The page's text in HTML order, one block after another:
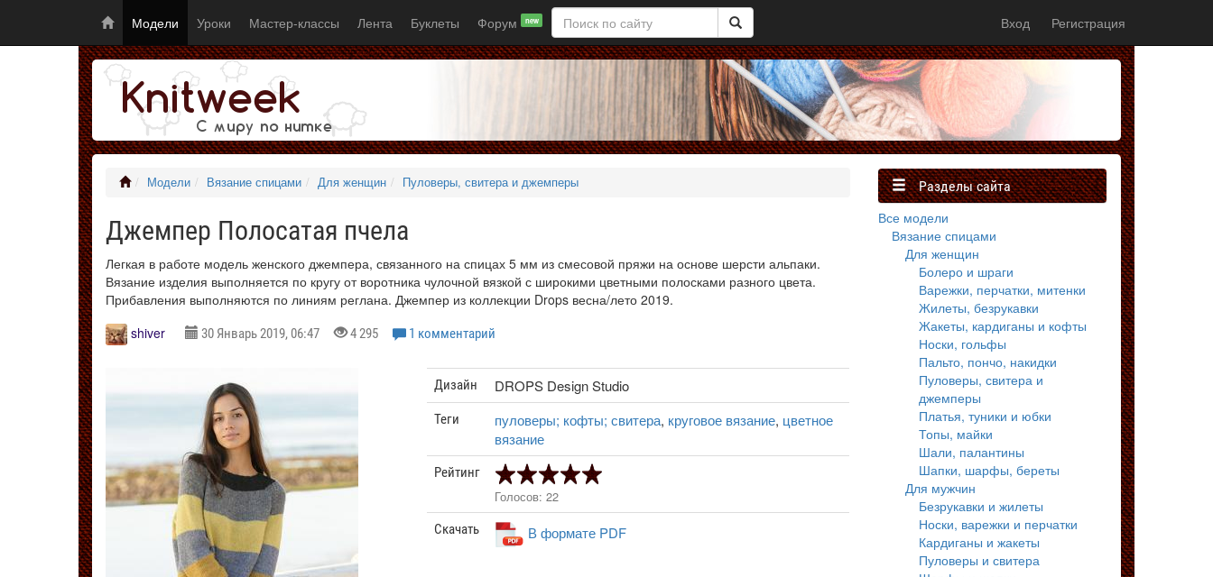
Вход Регистрация
Модели Уроки Мастер-классы Лента Буклеты Форум new
Модели Вязание спицами Для женщин Пуловеры, свитера и джемперы
Джемпер Полосатая пчела
Легкая в работе модель женского джемпера, связанного на спицах 5 мм из смесовой пряжи на основе шерсти альпаки.
Вязание изделия выполняется по кругу от воротника чулочной вязкой с широкими цветными полосками разного цвета.
Прибавления выполняются по линиям реглана. Джемпер из коллекции Drops весна/лето 2019.
shiver
30 Январь 2019, 06:47 4 295 1 комментарий
Дизайн DROPS Design Studio
Теги пуловеры; кофты; свитера, круговое вязание, цветное
вязание
Рейтинг
Голосов: 22
Скачать В формате PDF
Разделы сайта
Все модели
Вязание спицами
Для женщин
Болеро и шраги
Варежки, перчатки, митенки
Жилеты, безрукавки
Жакеты, кардиганы и кофты
Носки, гольфы
Пальто, пончо, накидки
Пуловеры, свитера и
джемперы
Платья, туники и юбки
Топы, майки
Шали, палантины
Шапки, шарфы, береты
Для мужчин
Безрукавки и жилеты
Носки, варежки и перчатки
Кардиганы и жакеты
Пуловеры и свитера